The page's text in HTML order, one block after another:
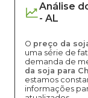
Análise
- AL
O preço da
uma série de
demanda de
da soja para
estamos
informações